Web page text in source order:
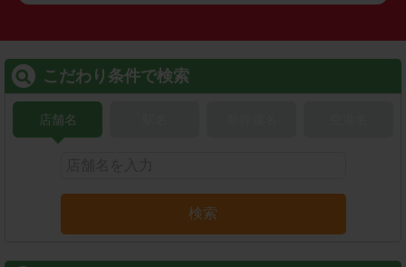
こだわり条件で検索
店舗名
検索